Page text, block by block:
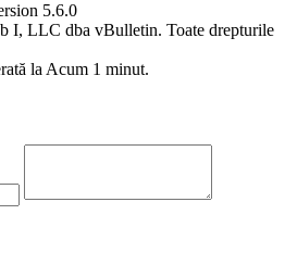
5.6.0
I, LLC dba vBulletin. Toate drepturile
la Acum 1 minut.